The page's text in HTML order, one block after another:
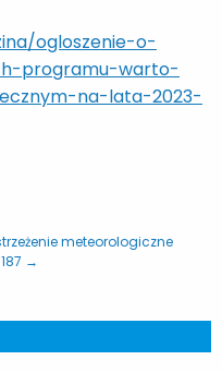
ogloszenie-o-
programu-warto-
na-lata-2023-
meteorologiczne
→